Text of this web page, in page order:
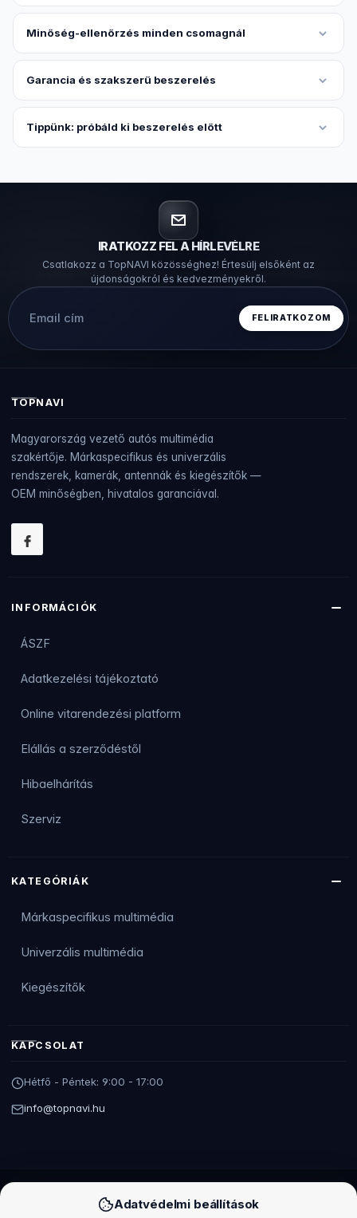
Minőség-ellenőrzés minden csomagnál
Garancia és szakszerű beszerelés
Tippünk: próbáld ki beszerelés előtt
IRATKOZZ FEL A HÍRLEVÉLRE
Csatlakozz a TopNAVI közösséghez! Értesülj elsőként az
újdonságokról és kedvezményekről.
TOPNAVI
Magyarország vezető autós multimédia
szakértője. Márkaspecifikus és univerzális
rendszerek, kamerák, antennák és kiegészítők —
OEM minőségben, hivatalos garanciával.
INFORMÁCIÓK
ÁSZF
Adatkezelési tájékoztató
Online vitarendezési platform
Elállás a szerződéstől
Hibaelhárítás
Szerviz
KATEGÓRIÁK
Márkaspecifikus multimédia
Univerzális multimédia
Kiegészítők
KAPCSOLAT
Hétfő - Péntek: 9:00 - 17:00
info@topnavi.hu
Adatvédelmi beállítások